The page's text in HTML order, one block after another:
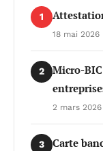
1
18 mai 2026
2
Micro-
2 mars 2026
3 Carte